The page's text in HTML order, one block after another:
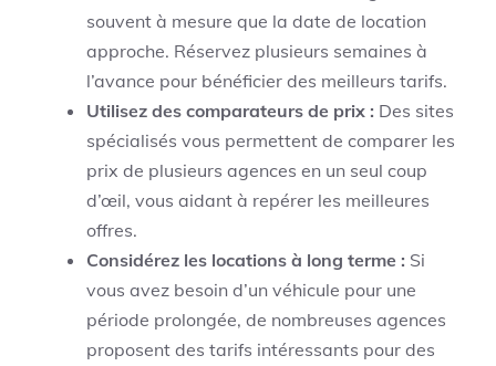
souvent à mesure que la date de location
approche. Réservez plusieurs semaines à
l’avance pour bénéficier des meilleurs tarifs.
Utilisez des comparateurs de prix : Des sites
spécialisés vous permettent de comparer les
prix de plusieurs agences en un seul coup
d’œil, vous aidant à repérer les meilleures
offres.
Considérez les locations à long terme : Si
vous avez besoin d’un véhicule pour une
période prolongée, de nombreuses agences
proposent des tarifs intéressants pour des